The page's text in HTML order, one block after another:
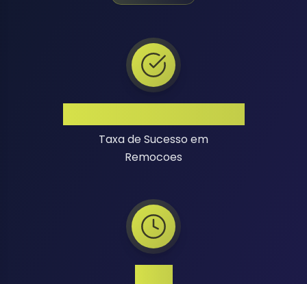
Taxa de Sucesso em
Remocoes